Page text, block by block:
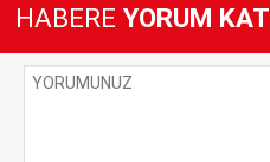
HABERE YORUM KAT